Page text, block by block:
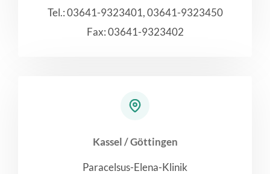
Tel.: 03641-9323401, 03641-9323450
Fax: 03641-9323402
Kassel ​/ Göttingen
Paracelsus-Elena-Klinik